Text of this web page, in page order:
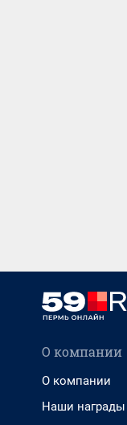
О компании
О компании
Наши награды